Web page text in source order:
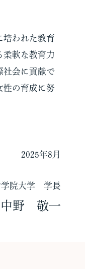
培われた教育
柔軟な教育力
社会に貢献で
性の育成に努
2025年8月
学院大学 学長
中野 敬一